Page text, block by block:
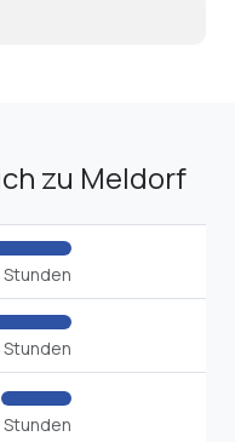
zu Meldorf
Stunden
Stunden
Stunden